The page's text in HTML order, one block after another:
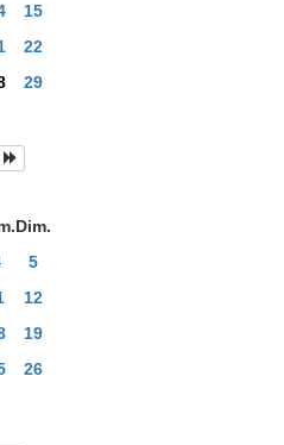
15
22
29
Dim.
5
12
19
26